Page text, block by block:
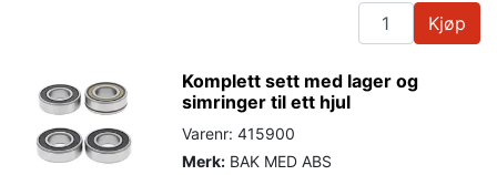
Kjøp
Komplett sett med lager og
simringer til ett hjul
Varenr: 415900
Merk: BAK MED ABS